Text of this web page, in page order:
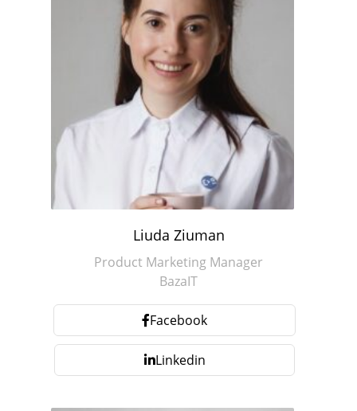
Liuda Ziuman
Product Marketing Manager
BazaIT
Facebook
Linkedin